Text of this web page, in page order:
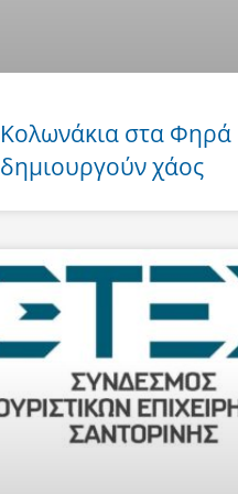
Κολωνάκια στα Φηρά
δημιουργούν χάος